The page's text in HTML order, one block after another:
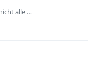
alle …